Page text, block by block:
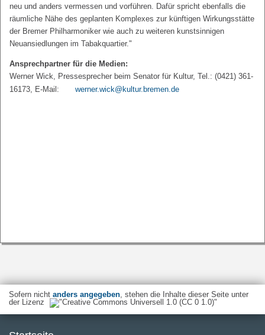
neu und anders vermessen und vorführen. Dafür spricht ebenfalls die
räumliche Nähe des geplanten Komplexes zur künftigen Wirkungsstätte
der Bremer Philharmoniker wie auch zu weiteren kunstsinnigen
Neuansiedlungen im Tabakquartier."
Ansprechpartner für die Medien:
Werner Wick, Pressesprecher beim Senator für Kultur, Tel.: (0421) 361-
16173, E-Mail:
werner.wick@kultur.bremen.de
Sofern nicht anders angegeben, stehen die Inhalte dieser Seite unter
der Lizenz